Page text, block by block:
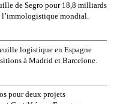
de Segro pour 18,8 milliards
l’immologistique mondial.
logistique en Espagne
à Madrid et Barcelone.
pour deux projets